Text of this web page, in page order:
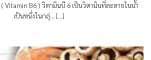
Vitamin B6 ) วิตามินบี 6 เป็นวิตามินที่ละลายในน้ำ
เป็นหนึ่งในกลุ่… [...]